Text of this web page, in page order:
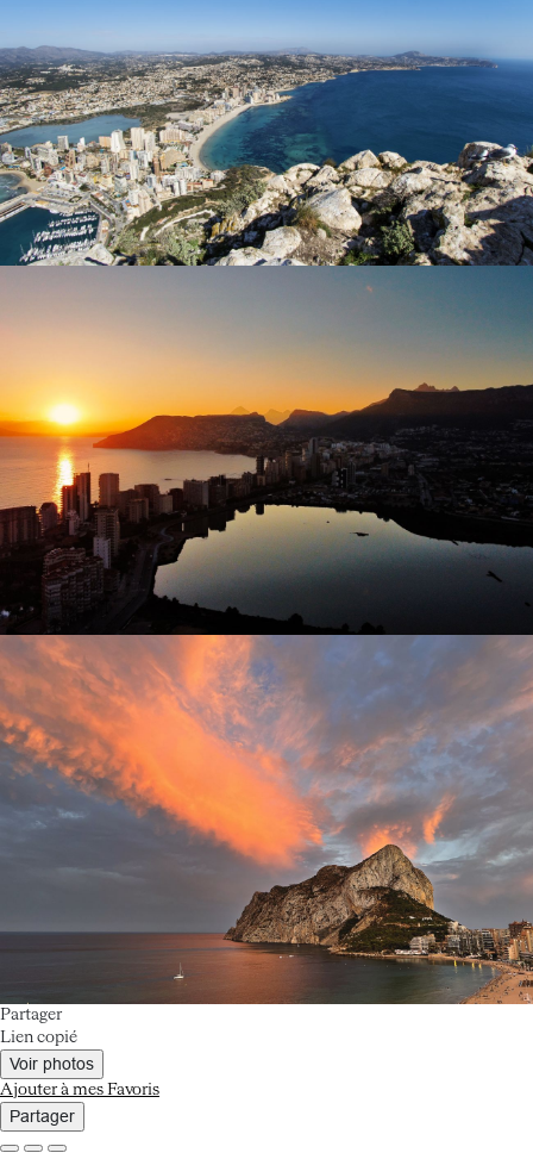
Partager
Lien copié
Voir photos
Ajouter à mes Favoris
Partager